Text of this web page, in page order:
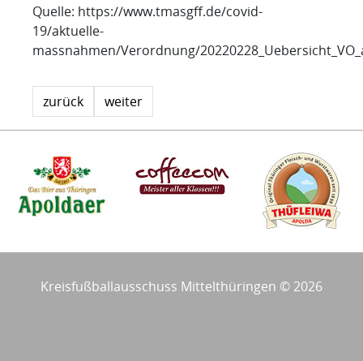
Quelle: https://www.tmasgff.de/covid-
19/aktuelle-
massnahmen/Verordnung/
zurück weiter
Kreisfußballausschuss Mittelthüringen © 2026